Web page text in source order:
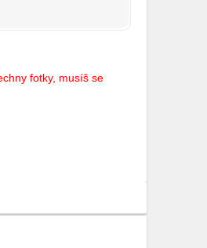
fotky, musíš se